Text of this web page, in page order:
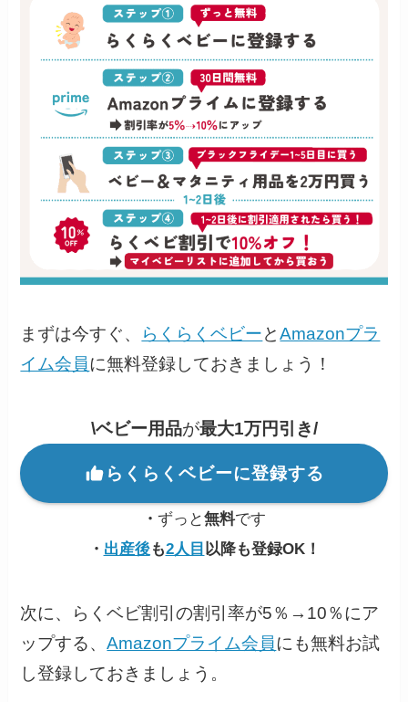
まずは今すぐ、 らくらくベビーとAmazonプラ
イム会員に無料登録しておきましょう！
\ベビー用品が最大1万円引き/
らくらくベビーに登録する
・ ずっと無料です
・ 出産後も2人目 以降も登録OK！
次に、らくベビ割引の割引率が5％→10％にア
ップする、Amazonプライム会員にも無料お試
し登録しておきましょう。